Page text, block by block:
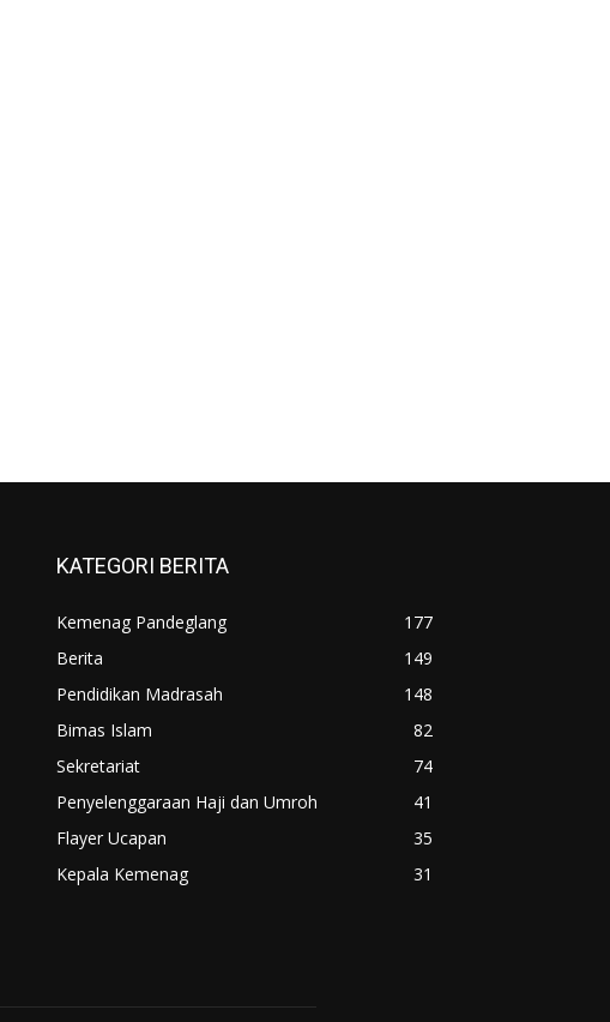
KATEGORI BERITA
Kemenag Pandeglang
177
Berita
149
Pendidikan Madrasah
148
Bimas Islam
82
Sekretariat
74
Penyelenggaraan Haji dan Umroh
41
Flayer Ucapan
35
Kepala Kemenag
31